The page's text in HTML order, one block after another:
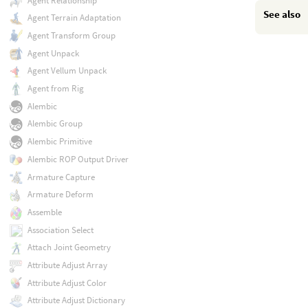
See also
Agent Terrain Adaptation
Agent Transform Group
Agent Unpack
Agent Vellum Unpack
Agent from Rig
Alembic
Alembic Group
Alembic Primitive
Alembic ROP Output Driver
Armature Capture
Armature Deform
Assemble
Association Select
Attach Joint Geometry
Attribute Adjust Array
Attribute Adjust Color
Attribute Adjust Dictionary